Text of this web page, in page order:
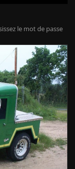
le mot de passe